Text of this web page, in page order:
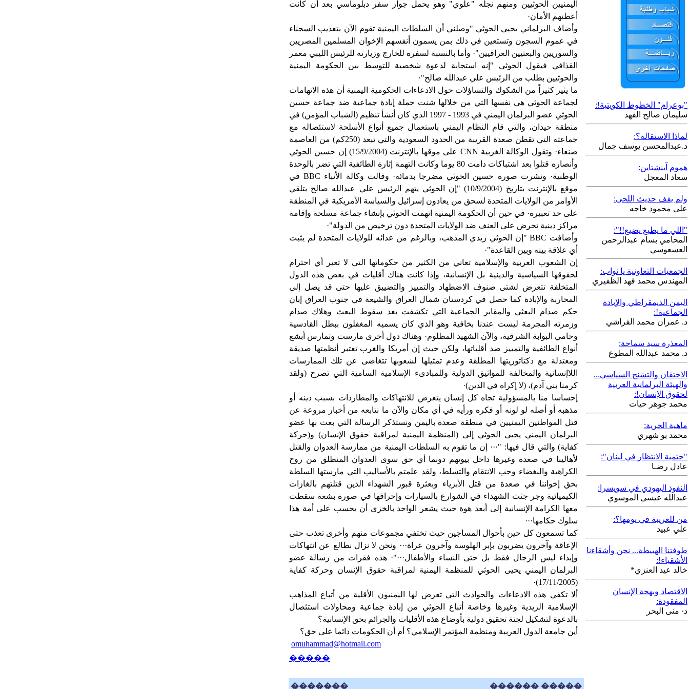
اليمنيين الحوثيين ومنهم نجله "علوي" وهو يحمل جواز سفر دبلوماسي بعد أن كانت
أعطتهم الأمان·
وأضاف البرلماني يحيى الحوثي "وصلني أن السلطات اليمنية تقوم الآن بتعذيب السجناء
في عموم السجون وتستعين في ذلك بمن يسمون أنفسهم الإخوان المسلمين المصريين
والسوريين والبعثيين العراقيين"· وأما بالنسبة لسفره للخارج وزيارته للرئيس الليبي معمر
القذافي فيقول الحوثي "إنه استجابة لدعوة شخصية للتوسط بين الحكومة اليمنية
والحوثيين بطلب من الرئيس علي عبدالله صالح"·
ما يثير كثيراً من الشكوك والتساؤلات حول الادعاءات الحكومية اليمنية أن هذه الاتهامات
لجماعة الحوثي هي نفسها التي من خلالها شنت حملة إبادة جماعية ضد جماعة حسين
الحوثي عضو البرلمان اليمني في 1993 - 1997 الذي كان أنشأ تنظيم (الشباب المؤمن) في
منطقة حيدان، والتي قام النظام اليمني باستعمال جميع أنواع الأسلحة لاستئصاله مع
جماعته التي تقطن صعدة القريبة من الحدود السعودية والتي تبعد (250كم) من العاصمة
صنعاء· وتقول الوكالة الغربية CNN
على موقها بالإنترنت (15/9/2004) إن حسين الحوثي
وأنصاره قتلوا بعد اشتباكات دامت 80 يوما وكانت التهمة إثارة الطائفية التي تضر بالوحدة
الوطنية· ونشرت صورة حسين الحوثي مضرجا بدمائه· وقالت وكالة الأنباء BBCفي
موقع بالإنترنت بتاريخ (10/9/2004) "إن الحوثي يتهم الرئيس علي عبدالله صالح بتلقي
الأوامر من الولايات المتحدة لسحق من يعادون إسرائيل والسياسة الأمريكية في المنطقة
على حد تعبيره· في حين أن الحكومة اليمنية اتهمت الحوثي بإنشاء جماعة مسلحة وإقامة
مراكز دينية تحرض على العنف ضد الولايات المتحدة دون ترخيص من الدولة"·
وأضافت BBC "إن الحوثي زيدي المذهب، وبالرغم من عدائه للولايات المتحدة لم يثبت
أي علاقة بينه وبين القاعدة"·
إن الشعوب العربية والإسلامية تعاني من الكثير من حكوماتها التي لا تعير أي احترام
لحقوقها السياسية والدينية بل الإنسانية، وإذا كانت هناك أقليات في بعض هذه الدول
المتخلفة تتعرض لشتى صنوف الاضطهاد والتمييز والتضييق عليها حتى قد يصل إلى
المحاربة والإبادة كما حصل في كردستان شمال العراق والشيعة في جنوب العراق إبان
حكم صدام البعثي والمقابر الجماعية التي تكشفت بعد سقوط البعث وهلاك صدام
وزمرته المجرمة ليست عندنا بخافية وهو الذي كان يسميه المغفلون ببطل القادسية
وحامي البوابة الشرقية، والآن الشهيد المظلوم· وهناك دول أخرى مارست وتمارس أبشع
أنواع الطائفية والتمييز ضد أقلياتها، ولكن حيث إن أمريكا والغرب تعتبر أنظمتها صديقة
ومعتدلة مع دكتاتوريتها المطلقة وعدم تمثيلها لشعوبها تتغاضى عن تلك الممارسات
اللاإنسانية والمخالفة للمواثيق الدولية وللمبادىء الإسلامية السامية التي تصرح (ولقد
كرمنا بني آدم)، (لا إكراه في الدين)·
إحساسا منا بالمسؤولية تجاه كل إنسان يتعرض للانتهاكات والمطاردات بسبب دينه أو
مذهبه أو أصله لو لونه أو فكره ورأيه في أي مكان والآن ما نتابعه من أخبار مروعة عن
قتل المواطنين اليمنيين في منطقة صعدة باليمن ونستذكر الرسالة التي بعث بها عضو
البرلمان اليمني يحيى الحوثي إلى (المنظمة اليمنية لمراقبة حقوق الإنسان) و(حركة
كفاية) والتي قال فيها: "··· إن ما تقوم به السلطات اليمنية من ممارسة العدوان والقتل
لأهالينا في صعدة وغيرها داخل بيوتهم دونما أي حق سوى العدوان المنطلق من روح
الكراهية والبغضاء وحب الانتقام والتسلط، ولقد علمتم بالأساليب التي مارستها السلطة
بحق إخواننا في صعدة من قتل الأبرياء وبعثرة قبور الشهداء الذين قتلتهم بالغازات
الكيميائية وجر جثث الشهداء في الشوارع بالسيارات وإحراقها في صورة بشعة سقطت
معها الكرامة الإنسانية إلى أبعد هوة حيث يشعر الواحد بالخزي أن يحسب على أمة هذا
سلوك حكامها···
كما تسمعون كل حين بأحوال المساجين حيث تختفي مجموعات منهم وأخرى تعذب حتى
الإعاقة وآخرون يضربون بإبر الهلوسة وآخرون عراة··· ونحن لا نزال نطالع عن انتهاكات
وإيذاء ليس الرجال فقط بل حتى النساء والأطفال···"· هذه فقرات من رسالة عضو
البرلمان اليمني يحيى الحوثي للمنظمة اليمنية لمراقبة حقوق الإنسان وحركة كفاية
(17/11/2005)·
ألا تكفي هذه الادعاءات والحوادث التي تعرض لها اليمنيون الأقلية من أتباع المذاهب
الإسلامية الزيدية وغيرها وخاصة أتباع الحوثي من إبادة جماعية ومحاولات استئصال
بالدعوة لتشكيل لجنة تحقيق دولية بأوضاع هذه الأقليات والجرائم بحق الإنسانية؟
أين جامعة الدول العربية ومنظمة المؤتمر الإسلامي؟ أم أن الحكومات دائما على حق؟
omuhammad@hotmail.com
�����
������� ������ �����
"بوعرام" الخطوط الكويتية!:
سليمان صالح الفهد
لماذا الاستقالة؟:
د.عبدالمحسن يوسف جمال
هموم آينشتاين:
سعاد المعجل
ولم يقف حديث اللحى:
على محمود خاجه
"اللي ما يطيع يضيع!!":
المحامي بسام عبدالرحمن
العسعوسي
الجمعيات التعاونية يا نواب:
المهندس محمد فهد الظفيري
اليمن الديمقراطي والإبادة
الجماعية!:
د. عمران محمد القراشي
المعذرة سيد سماحة:
د. محمد عبدالله المطوع
الاحتقان والتشنج السياسي...
والهيئة البرلمانية العربية
لحقوق الإنسان!:
محمد جوهر حيات
ماهية الحرية:
محمد بو شهري
"حتمية الانتظار في لبنان":
عادل رضـا
النفوذ اليهودي في سويسرا:
عبدالله عيسى الموسوي
من للغريبة في يومها؟:
علي عبيد
طوفتنا الهبيطة... نحن وأشقاءنا
الأشقياء!:
خالد عيد العنزي*
الاقتصاد وبهجة الإنسان
المفقودة:
د· منى البحر